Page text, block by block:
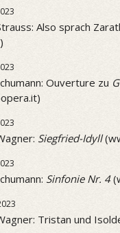
Also sprach
Ouverture zu
Siegfried-Idyll
Sinfonie Nr. 4
Tristan und